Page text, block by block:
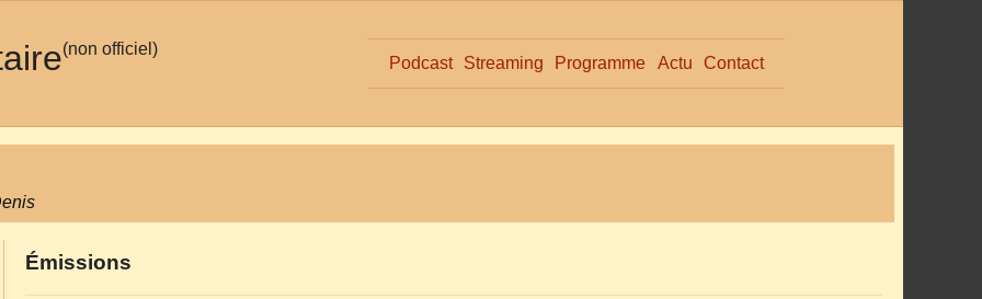
(non officiel)
Podcast Streaming Programme Actu Contact
Émissions